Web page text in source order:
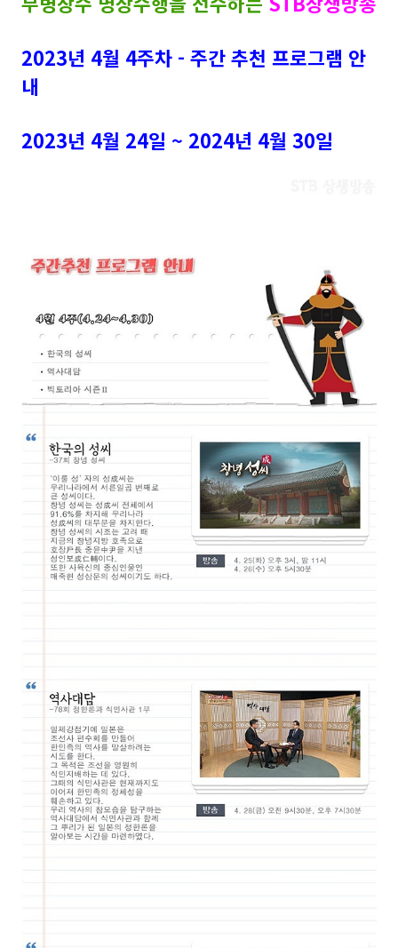
2023년 4월 4주차 - 주간 추천 프로그램 안
내
2023년 4월 24일 ~ 2024년 4월 30일